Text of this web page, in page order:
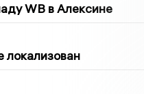
WB в Алексине
локализован